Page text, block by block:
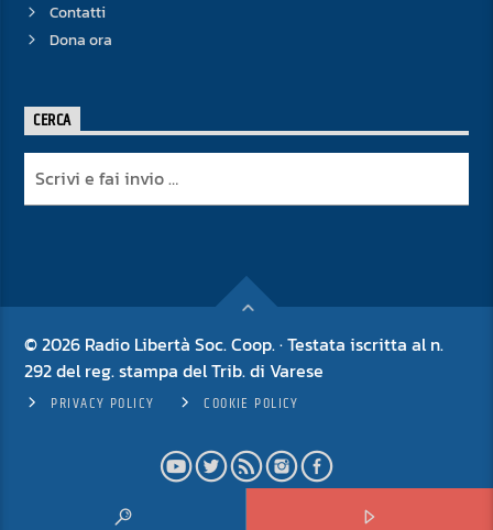
Contatti
Dona ora
CERCA
© 2026 Radio Libertà Soc. Coop. · Testata iscritta al n.
292 del reg. stampa del Trib. di Varese
PRIVACY POLICY COOKIE POLICY